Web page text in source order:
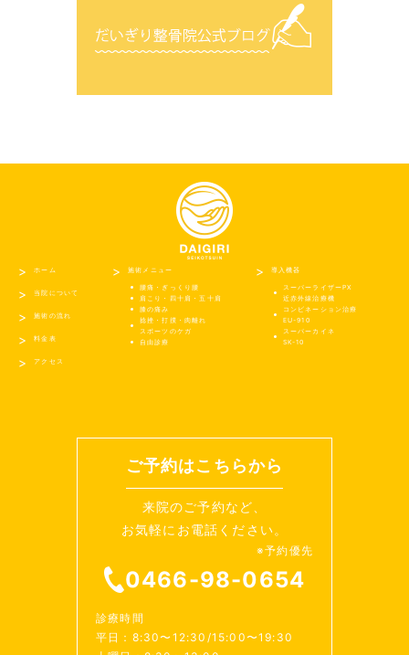
ホーム
当院について
施術の流れ
料金表
アクセス
施術メニュー
腰痛・ぎっくり腰
肩こり・四十肩・五十肩
膝の痛み
捻挫・打撲・肉離れ
スポーツのケガ
自由診療
導入機器
スーパーライザーPX
近赤外線治療機
コンビネーション治療
EU-910
スーパーカイネ
SK-10
ご予約はこちらから
来院のご予約など、
お気軽にお電話ください。
※予約優先
0466-98-0654
診療時間
平日：8:30〜12:30/15:00〜19:30